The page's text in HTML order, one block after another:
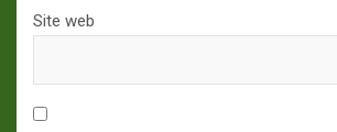
Site web